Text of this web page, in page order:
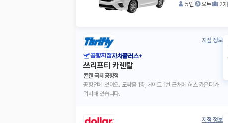
5인 오토 2개
지점 정보
공항지점자차플러스+
쓰리프티 카렌탈
콘캔 국제공항점
공항안에 있어요. 도착홀 1층, 게이트 1번 근처에 허츠 카운터가
위치해 있습니다.
지점 정보